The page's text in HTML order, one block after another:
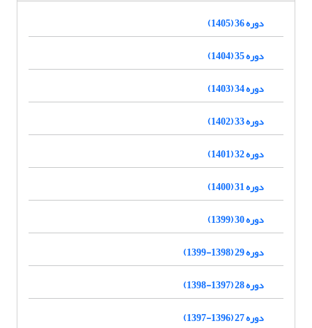
دوره 36 (1405)
دوره 35 (1404)
دوره 34 (1403)
دوره 33 (1402)
دوره 32 (1401)
دوره 31 (1400)
دوره 30 (1399)
دوره 29 (1398-1399)
دوره 28 (1397-1398)
دوره 27 (1396-1397)